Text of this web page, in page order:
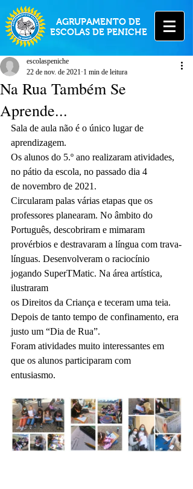
AGRUPAMENTO DE
ESCOLAS DE PENICHE
Na Rua Também Se
Aprende...
escolaspeniche
22 de nov. de 2021 1 min de leitura
Sala de aula não é o único lugar de
aprendizagem.
Os alunos do 5.º ano realizaram atividades,
no pátio da escola, no passado dia 4
de novembro de 2021.
Circularam palas várias etapas que os
professores planearam. No âmbito do
Português, descobriram e mimaram
provérbios e destravaram a língua com trava-
línguas. Desenvolveram o raciocínio
jogando SuperTMatic. Na área artística,
ilustraram
os Direitos da Criança e teceram uma teia.
Depois de tanto tempo de confinamento, era
justo um “Dia de Rua”.
Foram atividades muito interessantes em
que os alunos participaram com
entusiasmo.